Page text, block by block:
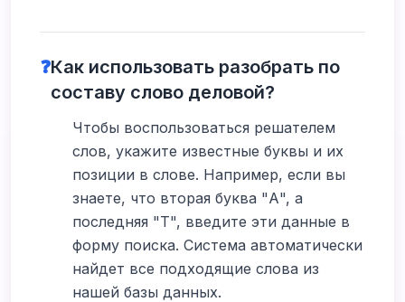
❓Как использовать разобрать по
составу слово деловой?
Чтобы воспользоваться решателем
слов, укажите известные буквы и их
позиции в слове. Например, если вы
знаете, что вторая буква "А", а
последняя "Т", введите эти данные в
форму поиска. Система автоматически
найдет все подходящие слова из
нашей базы данных.